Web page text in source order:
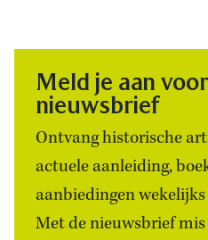
Meld je aan
nieuwsbrief
Ontvang historische
actuele aanleiding,
aanbiedingen
Met de nieuwsbrief